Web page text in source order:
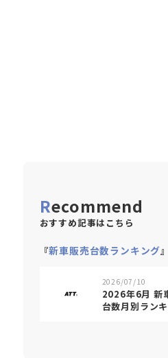
Recommend
おすすめ記事はこちら
『新車販売台数ランキング
2026/07/10
2026年6月 新
台数月別ラン